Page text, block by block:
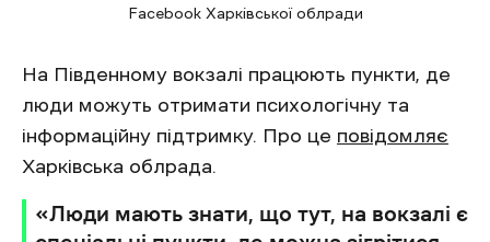
Facebook Харківської облради
На Південному вокзалі працюють пункти, де
люди можуть отримати психологічну та
інформаційну підтримку. Про це повідомляє
Харківська облрада.
«Люди мають знати, що тут, на вокзалі є